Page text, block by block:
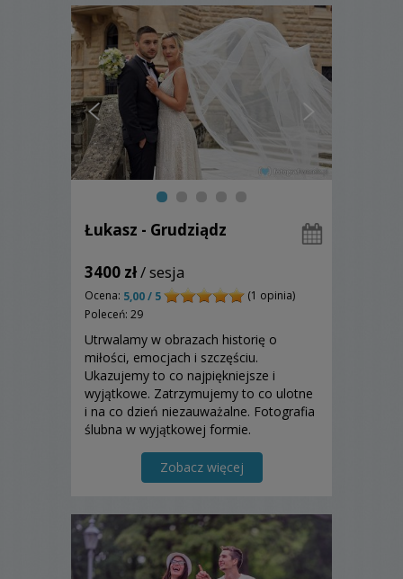
Łukasz - Grudziądz
3400 zł/ sesja
Ocena: 5,00 / 5
(1 opinia)
Poleceń: 29
Utrwalamy w obrazach historię o
miłości, emocjach i szczęściu.
Ukazujemy to co najpiękniejsze i
wyjątkowe. Zatrzymujemy to co ulotne
i na co dzień niezauważalne. Fotografia
ślubna w wyjątkowej formie.
także dokładność i dbałość o szczegóły.
Zobacz więcej